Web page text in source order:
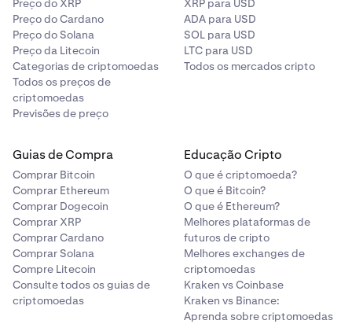
Preço do Cardano
Preço do Solana
Preço da Litecoin
Categorias de criptomoedas
Todos os preços de
criptomoedas
Previsões de preço
ADA para USD
SOL para USD
LTC para USD
Todos os mercados cripto
Guias de Compra
Comprar Bitcoin
Comprar Ethereum
Comprar Dogecoin
Comprar XRP
Comprar Cardano
Comprar Solana
Compre Litecoin
Consulte todos os guias de
criptomoedas
Educação Cripto
O que é criptomoeda?
O que é Bitcoin?
O que é Ethereum?
Melhores plataformas de
futuros de cripto
Melhores exchanges de
criptomoedas
Kraken vs Coinbase
Kraken vs Binance:
Aprenda sobre criptomoedas